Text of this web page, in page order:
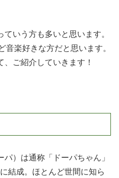
いう方も多いと思います。
音楽好きな方だと思います。
ご紹介していきます！
）は通称「ドーパちゃん」
結成。ほとんど世間に知ら